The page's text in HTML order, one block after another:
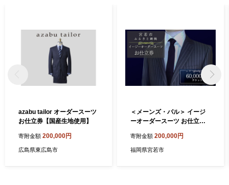
azabu tailor オーダースーツ
お仕立券【国産生地使用】
寄附金額 200,000円
広島県東広島市
＜メーンズ・パル＞ イージ
ーオーダースーツ お仕立券 6
ーダー 紳士服 オリジナル フ
ァッション メンズ ビジネス
寄附金額 200,000円
福岡県宮若市